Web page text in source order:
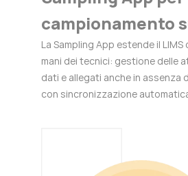
campionamento
La Sampling App estende il
mani dei tecnici: gestione delle
dati e allegati anche in assenza
con sincronizzazione